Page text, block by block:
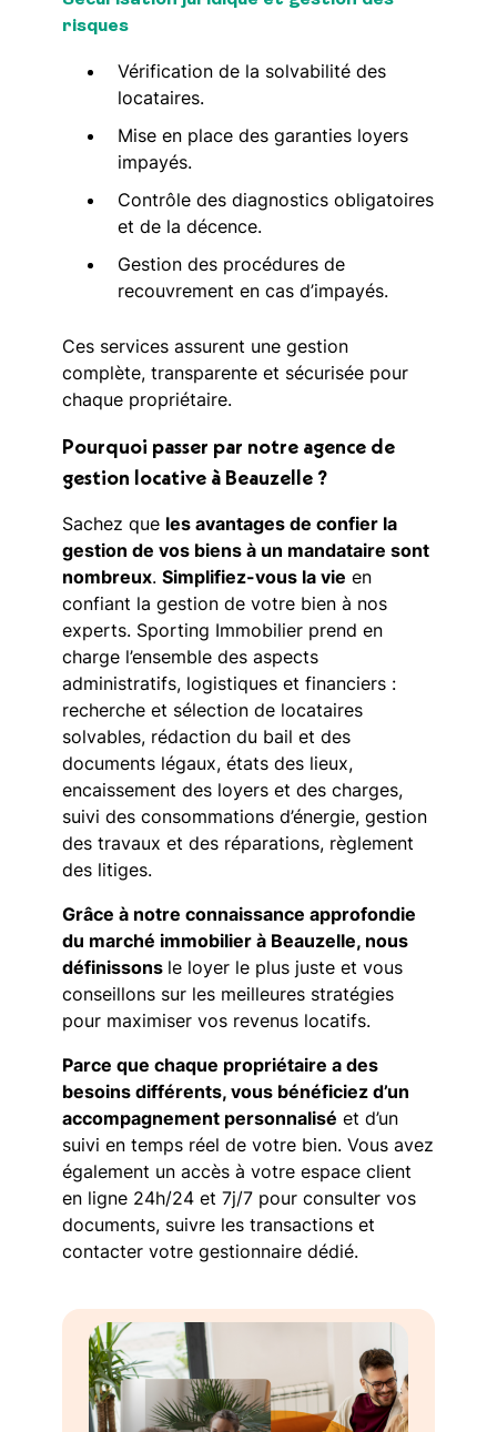
risques
Vérification de la solvabilité des
locataires.
Mise en place des garanties loyers
impayés.
Contrôle des diagnostics obligatoires
et de la décence.
Gestion des procédures de
recouvrement en cas d’impayés.
Ces services assurent une gestion
complète, transparente et sécurisée pour
chaque propriétaire.
Pourquoi passer par notre agence de
gestion locative à Beauzelle ?
Sachez que les avantages de confier la
gestion de vos biens à un mandataire sont
nombreux. Simplifiez-vous la vie en
confiant la gestion de votre bien à nos
experts. Sporting Immobilier prend en
charge l’ensemble des aspects
administratifs, logistiques et financiers :
recherche et sélection de locataires
solvables, rédaction du bail et des
documents légaux, états des lieux,
encaissement des loyers et des charges,
suivi des consommations d’énergie, gestion
des travaux et des réparations, règlement
des litiges.
Grâce à notre connaissance approfondie
du marché immobilier à Beauzelle, nous
définissons le loyer le plus juste et vous
conseillons sur les meilleures stratégies
pour maximiser vos revenus locatifs.
Parce que chaque propriétaire a des
besoins différents, vous bénéficiez d’un
accompagnement personnalisé et d’un
suivi en temps réel de votre bien. Vous avez
également un accès à votre espace client
en ligne 24h/24 et 7j/7 pour consulter vos
documents, suivre les transactions et
contacter votre gestionnaire dédié.